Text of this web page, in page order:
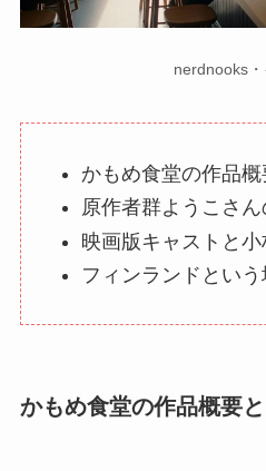
nerdnooks
かもめ食堂の作品
原作者群ようこさ
映画版キャストと
フィンランドとい
かもめ食堂の作品概要